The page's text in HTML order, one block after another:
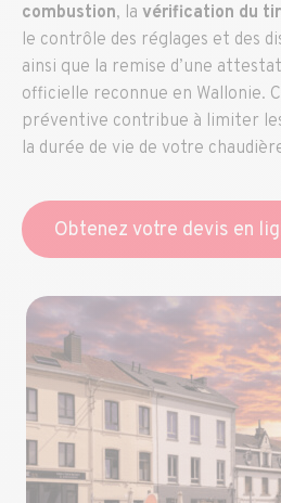
combustion, la vérification du
le contrôle des réglages et des
ainsi que la remise d’une
officielle reconnue en Wallonie.
préventive contribue à limiter
la durée de vie de votre
Obtenez votre devis en